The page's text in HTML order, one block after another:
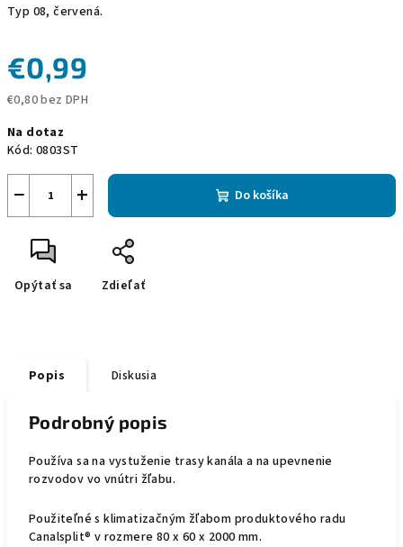
Typ 08, červená.
€0,99
€0,80 bez DPH
cena:
Na dotaz
Kód: 0803ST
+
− Do košíka
Opýtať sa Zdieľať
Popis Diskusia
Podrobný popis
Používa sa na vystuženie trasy kanála a na upevnenie
rozvodov vo vnútri žľabu.
Použiteľné s klimatizačným žľabom produktového radu
Canalsplit® v rozmere 80 x 60 x 2000 mm.